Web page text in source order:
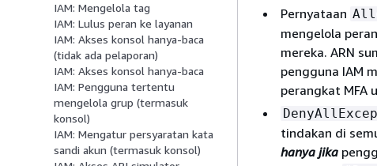
IAM: Mengelola tag
IAM: Lulus peran ke layanan
IAM: Akses konsol hanya-baca
(tidak ada pelaporan)
IAM: Akses konsol hanya-baca
IAM: Pengguna tertentu
mengelola grup (termasuk
konsol)
IAM: Mengatur persyaratan kata
sandi akun (termasuk konsol)
Pernyataan
mengelola
mereka. ARN
pengguna IAM
perangkat MFA
tindakan di
hanya jika